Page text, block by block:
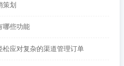
策划
哪些功能
松应对复杂的渠道管理订单